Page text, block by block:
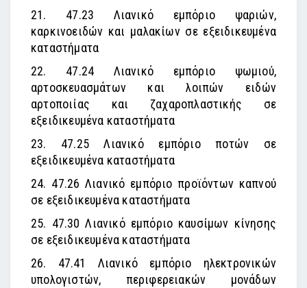
21. 47.23 Λιανικό εμπόριο ψαριών,
καρκινοειδών και μαλακίων σε εξειδικευμένα
καταστήματα
22. 47.24 Λιανικό εμπόριο ψωμιού,
αρτοσκευασμάτων και λοιπών ειδών
αρτοποιίας και ζαχαροπλαστικής σε
εξειδικευμένα καταστήματα
23. 47.25 Λιανικό εμπόριο ποτών σε
εξειδικευμένα καταστήματα
24. 47.26 Λιανικό εμπόριο προϊόντων καπνού
σε εξειδικευμένα καταστήματα
25. 47.30 Λιανικό εμπόριο καυσίμων κίνησης
σε εξειδικευμένα καταστήματα
26. 47.41 Λιανικό εμπόριο ηλεκτρονικών
υπολογιστών, περιφερειακών μονάδων